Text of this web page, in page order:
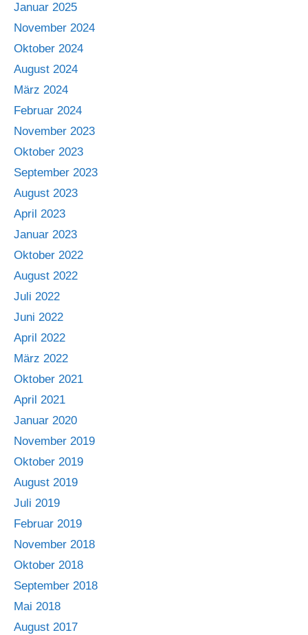
Januar 2025
November 2024
Oktober 2024
August 2024
März 2024
Februar 2024
November 2023
Oktober 2023
September 2023
August 2023
April 2023
Januar 2023
Oktober 2022
August 2022
Juli 2022
Juni 2022
April 2022
März 2022
Oktober 2021
April 2021
Januar 2020
November 2019
Oktober 2019
August 2019
Juli 2019
Februar 2019
November 2018
Oktober 2018
September 2018
Mai 2018
August 2017